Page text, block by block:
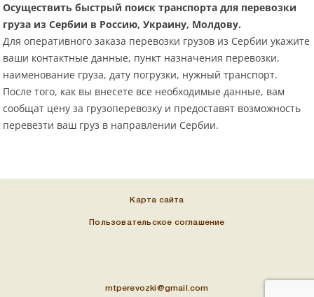
Осуществить быстрый поиск транспорта для перевозки
груза из Сербии в Россию, Украину, Молдову.
Для оперативного заказа перевозки грузов из Сербии укажите
ваши контактные данные, пункт назначения перевозки,
наименование груза, дату погрузки, нужный транспорт.
После того, как вы внесете все необходимые данные, вам
сообщат цену за грузоперевозку и предоставят возможность
перевезти ваш груз в направлении Сербии.
Карта сайта
Пользовательское соглашение
mtperevozki@gmail.com